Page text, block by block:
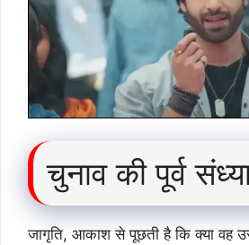
चुनाव की पूर्व
जागृति, आकाश से पूछती है कि क्या वह